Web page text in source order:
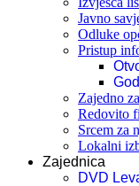
Javno
Odluke
Pristup
Zajedno
Redovito
Srcem za
Lokalni
Zajednica
DVD